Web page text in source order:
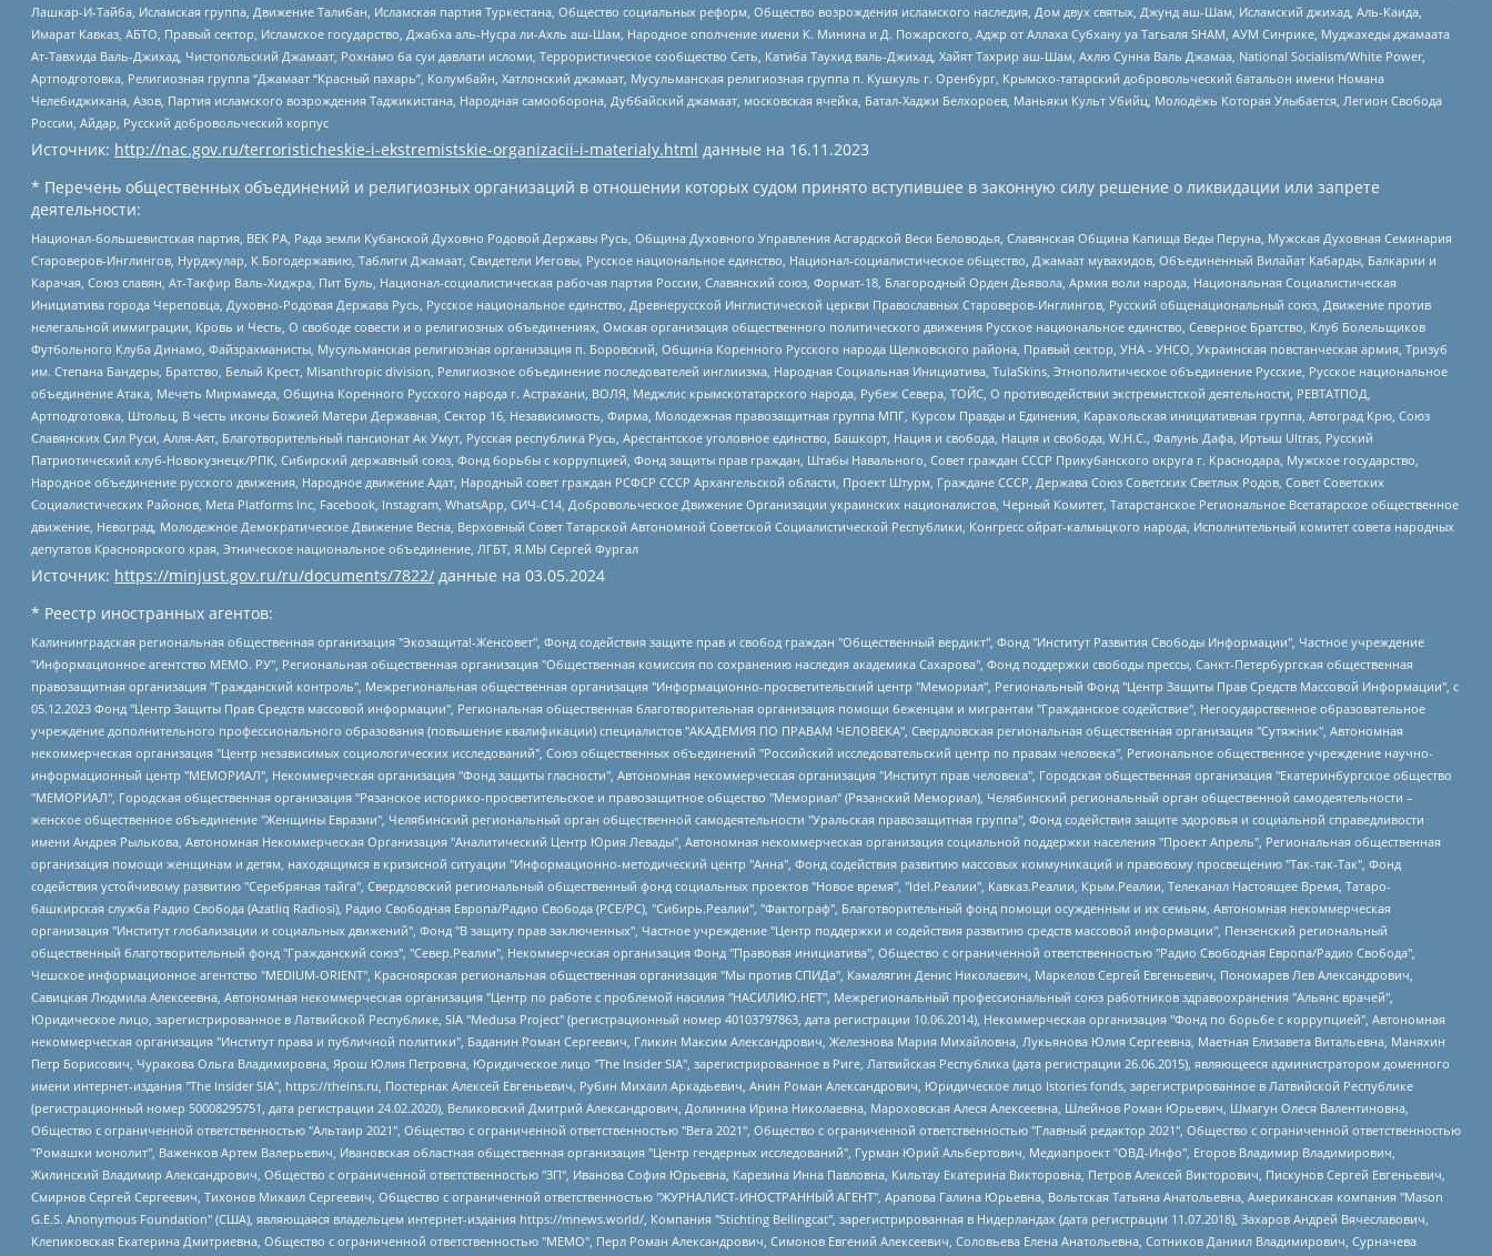
Лашкар-И-Тайба, Исламская группа, Движение Талибан, Исламская партия Туркестана, Общество социальных реформ, Общество возрождения исламского наследия, Дом двух святых, Джунд аш-Шам, Исламский джихад, Аль-Каида,
Имарат Кавказ, АБТО, Правый сектор, Исламское государство, Джабха аль-Нусра ли-Ахль аш-Шам, Народное ополчение имени К. Минина и Д. Пожарского, Аджр от Аллаха Субхану уа Тагьаля SHAM, АУМ Синрике, Муджахеды джамаата
Ат-Тавхида Валь-Джихад, Чистопольский Джамаат, Рохнамо ба суи давлати исломи, Террористическое сообщество Сеть, Катиба Таухид валь-Джихад, Хайят Тахрир аш-Шам, Ахлю Сунна Валь Джамаа, National Socialism/White Power,
Артподготовка, Религиозная группа “Джамаат “Красный пахарь”, Колумбайн, Хатлонский джамаат, Мусульманская религиозная группа п. Кушкуль г. Оренбург, Крымско-татарский добровольческий батальон имени Номана
Челебиджихана, Азов, Партия исламского возрождения Таджикистана, Народная самооборона, Дуббайский джамаат, московская ячейка, Батал-Хаджи Белхороев, Маньяки Культ Убийц, Молодёжь Которая Улыбается, Легион Свобода
России, Айдар, Русский добровольческий корпус
Источник: http://nac.gov.ru/terroristicheskie-i-ekstremistskie-organizacii-i-materialy.html данные на 16.11.2023
* Перечень общественных объединений и религиозных организаций в отношении которых судом принято вступившее в законную силу решение о ликвидации или запрете
деятельности:
Национал-большевистская партия, ВЕК РА, Рада земли Кубанской Духовно Родовой Державы Русь, Община Духовного Управления Асгардской Веси Беловодья, Славянская Община Капища Веды Перуна, Мужская Духовная Семинария
Староверов-Инглингов, Нурджулар, К Богодержавию, Таблиги Джамаат, Свидетели Иеговы, Русское национальное единство, Национал-социалистическое общество, Джамаат мувахидов, Объединенный Вилайат Кабарды, Балкарии и
Карачая, Союз славян, Ат-Такфир Валь-Хиджра, Пит Буль, Национал-социалистическая рабочая партия России, Славянский союз, Формат-18, Благородный Орден Дьявола, Армия воли народа, Национальная Социалистическая
Инициатива города Череповца, Духовно-Родовая Держава Русь, Русское национальное единство, Древнерусской Инглистической церкви Православных Староверов-Инглингов, Русский общенациональный союз, Движение против
нелегальной иммиграции, Кровь и Честь, О свободе совести и о религиозных объединениях, Омская организация общественного политического движения Русское национальное единство, Северное Братство, Клуб Болельщиков
Футбольного Клуба Динамо, Файзрахманисты, Мусульманская религиозная организация п. Боровский, Община Коренного Русского народа Щелковского района, Правый сектор, УНА - УНСО, Украинская повстанческая армия, Тризуб
им. Степана Бандеры, Братство, Белый Крест, Misanthropic division, Религиозное объединение последователей инглиизма, Народная Социальная Инициатива, TulaSkins, Этнополитическое объединение Русские, Русское национальное
объединение Атака, Мечеть Мирмамеда, Община Коренного Русского народа г. Астрахани, ВОЛЯ, Меджлис крымскотатарского народа, Рубеж Севера, ТОЙС, О противодействии экстремистской деятельности, РЕВТАТПОД,
Артподготовка, Штольц, В честь иконы Божией Матери Державная, Сектор 16, Независимость, Фирма, Молодежная правозащитная группа МПГ, Курсом Правды и Единения, Каракольская инициативная группа, Автоград Крю, Союз
Славянских Сил Руси, Алля-Аят, Благотворительный пансионат Ак Умут, Русская республика Русь, Арестантское уголовное единство, Башкорт, Нация и свобода, Нация и свобода, W.H.С., Фалунь Дафа, Иртыш Ultras, Русский
Патриотический клуб-Новокузнецк/РПК, Сибирский державный союз, Фонд борьбы с коррупцией, Фонд защиты прав граждан, Штабы Навального, Совет граждан СССР Прикубанского округа г. Краснодара, Мужское государство,
Народное объединение русского движения, Народное движение Адат, Народный совет граждан РСФСР СССР Архангельской области, Проект Штурм, Граждане СССР, Держава Союз Советских Светлых Родов, Совет Советских
Социалистических Районов, Meta Platforms Inc, Facebook, Instagram, WhatsApp, СИЧ-С14, Добровольческое Движение Организации украинских националистов, Черный Комитет, Татарстанское Региональное Всетатарское общественное
движение, Невоград, Молодежное Демократическое Движение Весна, Верховный Совет Татарской Автономной Советской Социалистической Республики, Конгресс ойрат-калмыцкого народа, Исполнительный комитет совета народных
депутатов Красноярского края, Этническое национальное объединение, ЛГБТ, Я.МЫ Сергей Фургал
Источник: https://minjust.gov.ru/ru/documents/7822/ данные на 03.05.2024
* Реестр иностранных агентов:
Калининградская региональная общественная организация "Экозащита!-Женсовет", Фонд содействия защите прав и свобод граждан "Общественный вердикт", Фонд "Институт Развития Свободы Информации", Частное учреждение "Информационное агентство МЕМО. РУ", Региональная общественная организация "Общественная комиссия по сохранению наследия академика Сахарова", Фонд поддержки свободы прессы, Санкт-Петербургская общественная правозащитная организация "Гражданский контроль", Межрегиональная общественная организация "Информационно-просветительский центр "Мемориал", Региональный Фонд "Центр Защиты Прав Средств Массовой Информации", с 05.12.2023 Фонд "Центр Защиты Прав Средств массовой информации", Региональная общественная благотворительная организация помощи беженцам и мигрантам "Гражданское содействие", Негосударственное образовательное учреждение дополнительного профессионального образования (повышение квалификации) специалистов "АКАДЕМИЯ ПО ПРАВАМ ЧЕЛОВЕКА", Свердловская региональная общественная организация "Сутяжник", Автономная некоммерческая организация "Центр независимых социологических исследований", Союз общественных объединений "Российский исследовательский центр по правам человека", Региональное общественное учреждение научно-информационный центр "МЕМОРИАЛ", Некоммерческая организация "Фонд защиты гласности", Автономная некоммерческая организация "Институт прав человека", Городская общественная организация "Екатеринбургское общество "МЕМОРИАЛ", Городская общественная организация "Рязанское историко-просветительское и правозащитное общество "Мемориал" (Рязанский Мемориал), Челябинский региональный орган общественной самодеятельности – женское общественное объединение "Женщины Евразии", Челябинский региональный орган общественной самодеятельности "Уральская правозащитная группа", Фонд содействия защите здоровья и социальной справедливости имени Андрея Рылькова, Автономная Некоммерческая Организация "Аналитический Центр Юрия Левады", Автономная некоммерческая организация социальной поддержки населения "Проект Апрель", Региональная общественная организация помощи женщинам и детям, находящимся в кризисной ситуации "Информационно-методический центр "Анна", Фонд содействия развитию массовых коммуникаций и правовому просвещению "Так-так-Так", Фонд содействия устойчивому развитию "Серебряная тайга", Свердловский региональный общественный фонд социальных проектов "Новое время", "Idel.Реалии", Кавказ.Реалии, Крым.Реалии, Телеканал Настоящее Время, Татаро-башкирская служба Радио Свобода (Azatliq Radiosi), Радио Свободная Европа/Радио Свобода (PCE/PC), "Сибирь.Реалии", "Фактограф", Благотворительный фонд помощи осужденным и их семьям, Автономная некоммерческая организация "Институт глобализации и социальных движений", Фонд "В защиту прав заключенных", Частное учреждение "Центр поддержки и содействия развитию средств массовой информации", Пензенский региональный общественный благотворительный фонд "Гражданский союз", "Север.Реалии", Некоммерческая организация Фонд "Правовая инициатива", Общество с ограниченной ответственностью "Радио Свободная Европа/Радио Свобода", Чешское информационное агентство "MEDIUM-ORIENT", Красноярская региональная общественная организация "Мы против СПИДа", Камалягин Денис Николаевич, Маркелов Сергей Евгеньевич, Пономарев Лев Александрович, Савицкая Людмила Алексеевна, Автономная некоммерческая организация "Центр по работе с проблемой насилия "НАСИЛИЮ.НЕТ", Межрегиональный профессиональный союз работников здравоохранения "Альянс врачей", Юридическое лицо, зарегистрированное в Латвийской Республике, SIA "Medusa Project" (регистрационный номер 40103797863, дата регистрации 10.06.2014), Некоммерческая организация "Фонд по борьбе с коррупцией", Автономная некоммерческая организация "Институт права и публичной политики", Баданин Роман Сергеевич, Гликин Максим Александрович, Железнова Мария Михайловна, Лукьянова Юлия Сергеевна, Маетная Елизавета Витальевна, Маняхин Петр Борисович, Чуракова Ольга Владимировна, Ярош Юлия Петровна, Юридическое лицо "The Insider SIA", зарегистрированное в Риге, Латвийская Республика (дата регистрации 26.06.2015), являющееся администратором доменного имени интернет-издания "The Insider SIA", https://theins.ru, Постернак Алексей Евгеньевич, Рубин Михаил Аркадьевич, Анин Роман Александрович, Юридическое лицо Istories fonds, зарегистрированное в Латвийской Республике (регистрационный номер 50008295751, дата регистрации 24.02.2020), Великовский Дмитрий Александрович, Долинина Ирина Николаевна, Мароховская Алеся Алексеевна, Шлейнов Роман Юрьевич, Шмагун Олеся Валентиновна, Общество с ограниченной ответственностью "Альтаир 2021", Общество с ограниченной ответственностью "Вега 2021", Общество с ограниченной ответственностью "Главный редактор 2021", Общество с ограниченной ответственностью "Ромашки монолит", Важенков Артем Валерьевич, Ивановская областная общественная организация "Центр гендерных исследований", Гурман Юрий Альбертович, Медиапроект "ОВД-Инфо", Егоров Владимир Владимирович, Жилинский Владимир Александрович, Общество с ограниченной ответственностью "ЗП", Иванова София Юрьевна, Карезина Инна Павловна, Кильтау Екатерина Викторовна, Петров Алексей Викторович, Пискунов Сергей Евгеньевич, Смирнов Сергей Сергеевич, Тихонов Михаил Сергеевич, Общество с ограниченной ответственностью "ЖУРНАЛИСТ-ИНОСТРАННЫЙ АГЕНТ", Арапова Галина Юрьевна, Вольтская Татьяна Анатольевна, Американская компания "Mason G.E.S. Anonymous Foundation" (США), являющаяся владельцем интернет-издания https://mnews.world/, Компания "Stichting Bellingcat", зарегистрированная в Нидерландах (дата регистрации 11.07.2018), Захаров Андрей Вячеславович, Клепиковская Екатерина Дмитриевна, Общество с ограниченной ответственностью "МЕМО", Перл Роман Александрович, Симонов Евгений Алексеевич, Соловьева Елена Анатольевна, Сотников Даниил Владимирович, Сурначева Елизавета Дмитриевна, Автономная некоммерческая организация по защите прав человека и информированию населения "Якутия – Наше Мнение", Общество с ограниченной ответственностью "Москоу диджитал медиа", с 26.01.2023 Общество с ограниченной ответственностью "Чайка Белые сады", Ветошкина Валерия Валерьевна, Заговора Максим Александрович, Межрегиональное общественное движение "Российская ЛГБТ - сеть", Оленичев Максим Владимирович, Павлов Иван Юрьевич, Скворцова Елена Сергеевна, Общество с ограниченной ответственностью "Как бы инагент", Кочетков Игорь Викторович, Общество с ограниченной ответственностью "Честные выборы", Еланчик Олег Александрович, Общество с ограниченной ответственностью "Нобелевский призыв", Гималова Регина Эмилевна, Григорьев Андрей Валерьевич, Григорьева Алина Александровна, Ассоциация по содействию защите прав призывников, альтернативнослужащих и военнослужащих "Правозащитная группа "Гражданин.Армия.Право", Хисамова Регина Фаритовна, Автономная некоммерческая организация по реализации социально-правовых программ "Лилит", Дальневосточное общественное движение "Маяк", Санкт-Петербургская ЛГБТ-инициативная группа "Выход", Инициативная группа ЛГБТ+ "Реверс", Алексеев Андрей Викторович, Бекбулатова Таисия Львовна, Беляев Иван Михайлович, Владыкина Елена Сергеевна, Гельман Марат Александрович, Никульшина Вероника Юрьевна, Толоконникова Надежда Андреевна, Шендерович Виктор Анатольевич, Общество с ограниченной ответственностью "Данное сообщение", Общество с ограниченной ответственностью Издательский дом "Новая глава", Айнбиндер Александра Александровна, Московский комьюнити-центр для ЛГБТ+инициатив, Благотворительный фонд развития филантропии, Deutsche Welle (Германия, Kurt-Schumacher-Strasse 3, 53113 Bonn), Борзунова Мария Михайловна, Воробьев Виктор Викторович, Голубева Анна Львовна, Константинова Алла Михайловна, Малкова Ирина Владимировна, Мурадов Мурад Абдулгалимович, Осетинская Елизавета Николаевна, Понасенков Евгений Николаевич, Ганапольский Матвей Юрьевич, Киселев Евгений Алексеевич, Борухович Ирина Григорьевна, Дремин Иван Тимофеевич, Дубровский Дмитрий Викторович, Красноярская региональная общественная организация поддержки и развития альтернативных образовательных технологий и межкультурных коммуникаций "ИНТЕРРА", Маяковская Екатерина Алексеевна, Фейгин Марк Захарович, Филимонов Андрей Викторович, Дзугкоева Регина Николаевна, Доброхотов Роман Александрович, Дудь Юрий Александрович, Елкин Сергей Владимирович, Кругликов Кирилл Игоревич, Сабунаева Мария Леонидовна, Семенов Алексей Владимирович, Шаинян Карен Багратович, Шульман Екатерина Михайловна, Асафьев Артур Валерьевич, Вахштайн Виктор Семенович, Венедиктов Алексей Алексеевич, Лушникова Екатерина Евгеньевна, Волков Леонид Михайлович, Невзоров Александр Глебович, Пархоменко Сергей Борисович, Сироткин Ярослав Николаевич, Кара-Мурза Владимир Владимирович, Баранова Наталья Владимировна, Гозман Леонид Яковлевич, Кагарлицкий Борис Юльевич, Климарев Михаил Валерьевич, Милов Владимир Станиславович, Автономная некоммерческая организация Краснодарский центр современного искусства "Типография", Моргенштерн Алишер Тагирович, Соболь Любовь Эдуардовна, Общество с ограниченной ответственностью "ЛИЗА НОРМ", Каспаров Гарри Кимович, Ходорковский Михаил Борисович, Общество с ограниченной ответственностью "Апрельские тезисы", Данилович Ирина Брониславовна, Кашин Олег Владимирович, Петров Николай Владимирович, Пивоваров Алексей Владимирович, Соколов Михаил Владимирович, Цветкова Юлия Владимировна, Чичваркин Евгений Александрович, Комитет против пыток/Команда против пыток, Общество с ограниченной ответственностью "Первый научный", Общество с ограниченной ответственностью "Вертолет и ко", Белоцерковская Вероника Борисовна, Кац Максим Евгеньевич, Лазарева Татьяна Юрьевна, Шаведдинов Руслан Табризович, Яшин Илья Валерьевич, Общество с ограниченной ответственностью "Иноагент ААВ", Алешковский Дмитрий Петрович, Альбац Евгения Марковна, Быков Дмитрий Львович, Галямина Юлия Евгеньевна, Лойко Сергей Леонидович, Мартынов Кирилл Константинович, Медведев Сергей Александрович, Крашенинников Федор Геннадиевич, Гордеева Катерина Вл